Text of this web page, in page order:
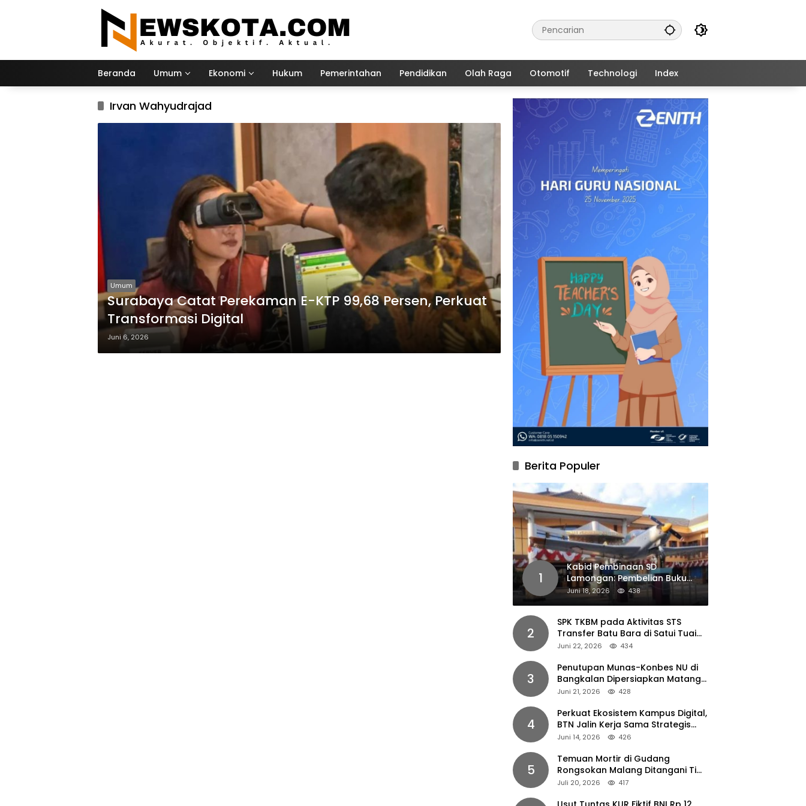
Beranda Umum Ekonomi Hukum Pemerintahan Pendidikan Olah Raga Otomotif Technologi Index
Irvan Wahyudrajad
Umum
Surabaya Catat Perekaman E-KTP 99,68 Persen, Perkuat
Transformasi Digital
Juni 6, 2026
Berita Populer
1
Kabid Pembinaan SD
Lamongan: Pembelian Buku
Pendamping Tidak Boleh
Dipaksakan
Juni 18, 2026 438
2
SPK TKBM pada Aktivitas STS
Transfer Batu Bara di Satui Tuai
Sorotan
Juni 22, 2026 434
3
Penutupan Munas-Konbes NU di
Bangkalan Dipersiapkan Matang,
Gus Ipul Turun Tangan
Juni 21, 2026 428
4
Perkuat Ekosistem Kampus Digital,
BTN Jalin Kerja Sama Strategis
dengan UNAIR
Juni 14, 2026 426
5
Temuan Mortir di Gudang
Rongsokan Malang Ditangani Tim
Gegana Polda Jatim
Juli 20, 2026 417